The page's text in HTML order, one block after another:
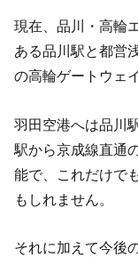
現在、品川・高輪
ある品川駅と都営
の高輪ゲートウェ
羽田空港へは品川
駅から京成線直通
能で、これだけで
もしれません。
それに加えて今後